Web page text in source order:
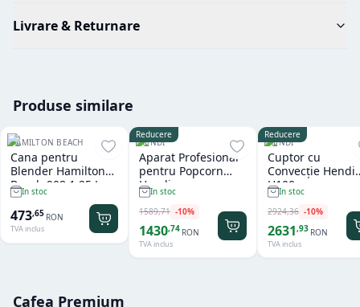
Livrare & Returnare
Produse similare
HAMILTON BEACH
Cana pentru
Blender Hamilton
Beach 908 1.25 L
In stoc
473,65 RON
TVA inclus
Reducere
HENDI
Aparat Profesional
pentru Popcorn
Hendi
In stoc
1589,71 -10%
1430,74 RON
TVA inclus
Reducere
HENDI
Cuptor cu
Convecție Hendi
H100
In stoc
2924,36 -10%
2631,93 RON
TVA inclus
Cafea Premium